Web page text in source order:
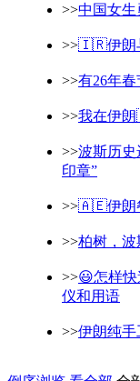
>>中国女
>>🇮🇷伊朗
>>有26年春
>>我在伊
>>波斯历史
印章”
>>🇦🇪伊朗餐
>>柏树，波
>>😃怎样
仪和用语
>>伊朗纯手